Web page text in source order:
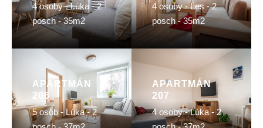
4 osoby - Lúka - 2
posch - 35m2
4 osoby - Les - 2
posch - 35m2
APARTMÁN
206
5 osôb - Lúka - 2
APARTMÁN
207
4 osoby - Lúka - 2